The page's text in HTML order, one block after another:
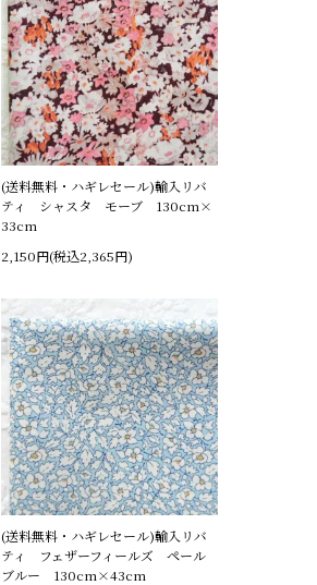
(送料無料・ハギレセール)輸入リバ
ティ シャスタ モーブ 130cm×
33cm
2,150円(税込2,365円)
(送料無料・ハギレセール)輸入リバ
ティ フェザーフィールズ ペール
ブルー 130cm×43cm